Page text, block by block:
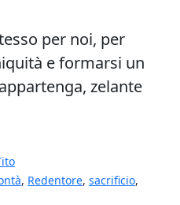
per noi, per
e formarsi un
zelante
, Redentore, sacrificio,